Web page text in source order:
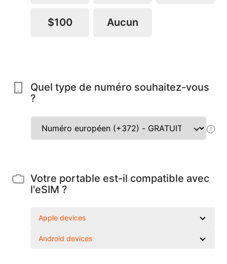
$100 Aucun
Quel type de numéro souhaitez-vous
?
!
Votre portable est-il compatible avec
l'eSIM ?
Apple devices
Android devices